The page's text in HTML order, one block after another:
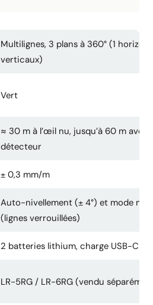
Multilignes, 3 plans à 360° (1
verticaux)
Vert
≈ 30 m à l’œil nu, jusqu’à 60 m avec
détecteur
± 0,3 mm/m
Auto-nivellement (± 4°) et mode
(lignes verrouillées)
2 batteries lithium, charge USB-C
LR-5RG / LR-6RG (vendu